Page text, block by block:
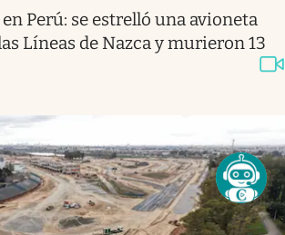
Perú: se estrelló una avioneta
Líneas de Nazca y murieron 13